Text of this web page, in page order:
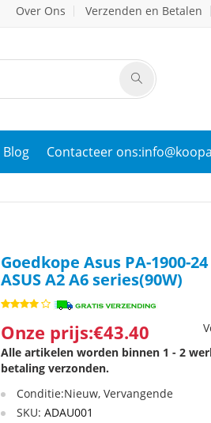
Over Ons Verzenden en Betalen
Blog Contacteer
Goedkope Asus PA-1900-
ASUS A2 A6 series(90W)
Onze prijs:€43.40
Alle artikelen worden binnen 1 - 2
betaling verzonden.
Conditie:Nieuw, Vervangende
SKU:ADAU001